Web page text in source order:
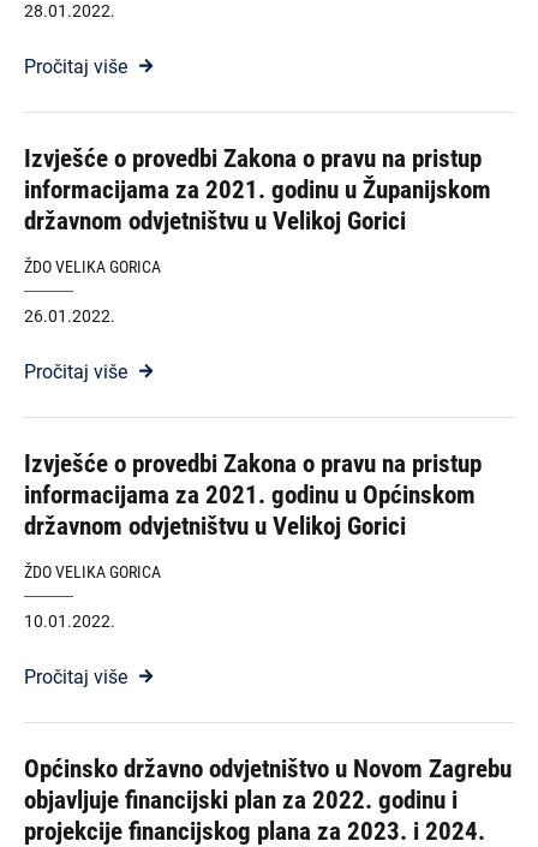
28.01.2022.
Pročitaj više
Izvješće o provedbi Zakona o pravu na pristup
informacijama za 2021. godinu u Županijskom
državnom odvjetništvu u Velikoj Gorici
ŽDO VELIKA GORICA
26.01.2022.
Pročitaj više
Izvješće o provedbi Zakona o pravu na pristup
informacijama za 2021. godinu u Općinskom
državnom odvjetništvu u Velikoj Gorici
ŽDO VELIKA GORICA
10.01.2022.
Pročitaj više
Općinsko državno odvjetništvo u Novom Zagrebu
objavljuje financijski plan za 2022. godinu i
projekcije financijskog plana za 2023. i 2024.